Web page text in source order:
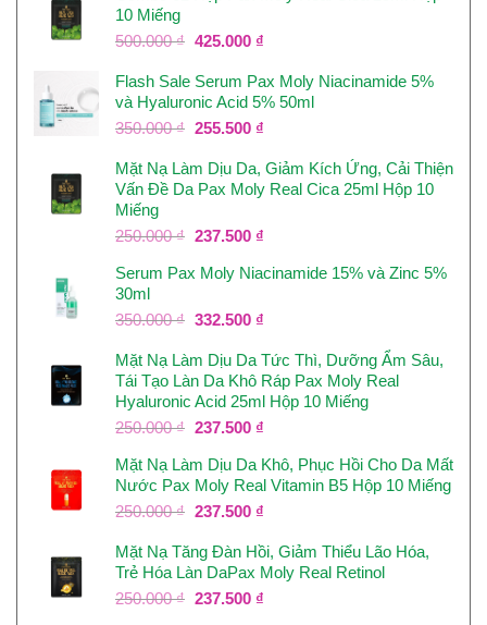
10 Miếng
500.000₫ Giá
là:
500.000 ₫.
425.000 ₫Giá
tại
là:
425.000 ₫.
Flash Sale Serum Pax Moly Niacinamide 5%
và Hyaluronic Acid 5% 50ml
350.000₫ Giá
là:
350.000 ₫.
255.500 ₫Giá
tại
là:
Mặt Nạ Làm Dịu Da, Giảm Kích Ứng, Cải Thiện
Vấn Đề Da Pax Moly Real Cica 25ml Hộp 10
Miếng
250.000₫ Giá
là:
237.500 ₫Giá
tại
237.500 ₫.
Serum Pax Moly Niacinamide 15% và Zinc 5%
30ml
350.000₫ Giá
là:
350.000 ₫.
332.500 ₫Giá
tại
là:
332.500 ₫.
Mặt Nạ Làm Dịu Da Tức Thì, Dưỡng Ẩm Sâu,
Tái Tạo Làn Da Khô Ráp Pax Moly Real
Hyaluronic Acid 25ml Hộp 10 Miếng
250.000₫ Giá
là:
250.000 ₫.
237.500 ₫Giá
tại
là:
237.500 ₫.
Mặt Nạ Làm Dịu Da Khô, Phục Hồi Cho Da Mất
Nước Pax Moly Real Vitamin B5 Hộp 10 Miếng
250.000₫ Giá
là:
250.000 ₫.
237.500 ₫Giá
tại
là:
237.500 ₫.
Mặt Nạ Tăng Đàn Hồi, Giảm Thiểu Lão Hóa,
Trẻ Hóa Làn DaPax Moly Real Retinol
250.000₫ Giá
237.500 ₫Giá